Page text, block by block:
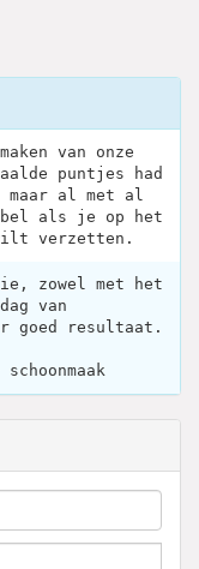
van onze
puntjes had
maar al met al
als je op het
verzetten.
zowel met het
van
goed resultaat.